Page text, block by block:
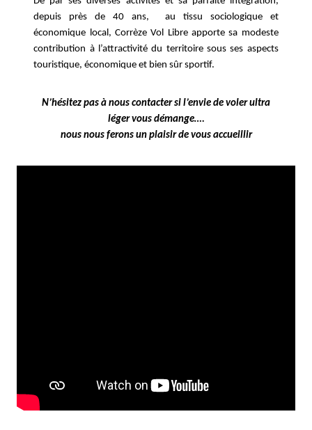
depuis près de 40 ans, au tissu sociologique et
économique local, Corrèze Vol Libre apporte sa modeste
contribution à l’attractivité du territoire sous ses aspects
touristique, économique et bien sûr sportif.
N’hésitez pas à nous contacter si l’envie de voler ultra
léger vous démange….
nous nous ferons un plaisir de vous accueillir